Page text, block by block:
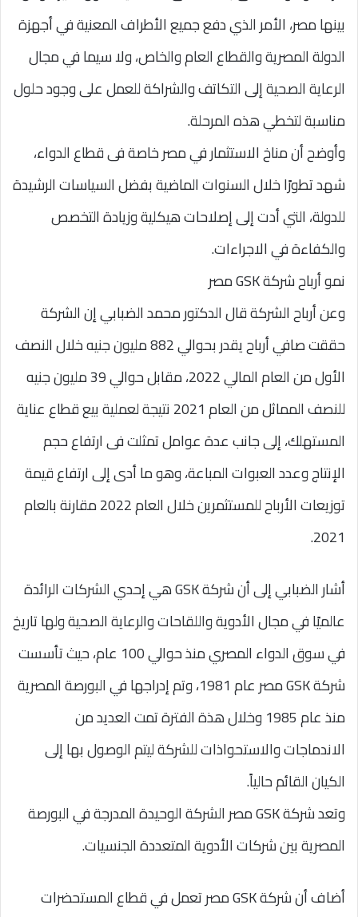
بينها مصر، الأمر الذي دفع جميع الأطراف المعنية في أجهزة
الدولة المصرية والقطاع العام والخاص، ولا سيما في مجال
الرعاية الصحية إلى التكاتف والشراكة للعمل على وجود حلول
مناسبة لتخطي هذه المرحلة.
وأوضح أن مناخ الاستثمار في مصر خاصة فى قطاع الدواء،
شهد تطورًا خلال السنوات الماضية بفضل السياسات الرشيدة
للدولة، التي أدت إلى إصلاحات هيكلية وزيادة التخصص
والكفاءة في الاجراءات.
نمو أرباح شركة GSK مصر
وعن أرباح الشركة قال الدكتور محمد الضبابي إن الشركة
حققت صافي أرباح يقدر بحوالي 882 مليون جنيه خلال النصف
الأول من العام المالي 2022، مقابل حوالي 39 مليون جنيه
للنصف المماثل من العام 2021 نتيجة لعملية بيع قطاع عناية
المستهلك، إلى جانب عدة عوامل تمثلت فى ارتفاع حجم
الإنتاج وعدد العبوات المباعة، وهو ما أدى إلى ارتفاع قيمة
توزيعات الأرباح للمستثمرين خلال العام 2022 مقارنة بالعام
2021.
أشار الضبابي إلى أن شركة GSK هي إحدي الشركات الرائدة
عالميًا في مجال الأدوية واللقاحات والرعاية الصحية ولها تاريخ
في سوق الدواء المصري منذ حوالي 100 عام، حيث تأسست
شركة GSK مصر عام 1981، وتم إدراجها في البورصة المصرية
منذ عام 1985 وخلال هذة الفترة تمت العديد من
الاندماجات والاستحواذات للشركة ليتم الوصول بها إلى
الكيان القائم حالياً.
وتعد شركة GSK مصر الشركة الوحيدة المدرجة في البورصة
المصرية بين شركات الأدوية المتعددة الجنسيات.
أضاف أن شركة GSK مصر تعمل في قطاع المستحضرات